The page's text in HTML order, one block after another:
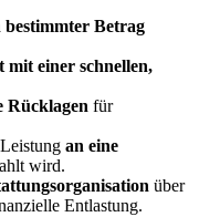
bestimmter Betrag
mit einer schnellen,
Rücklagen für
an eine
wird.
über
Entlastung.